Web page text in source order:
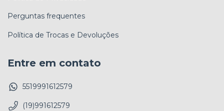
Perguntas frequentes
Política de Trocas e Devoluções
Entre em contato
5519991612579
(19)991612579